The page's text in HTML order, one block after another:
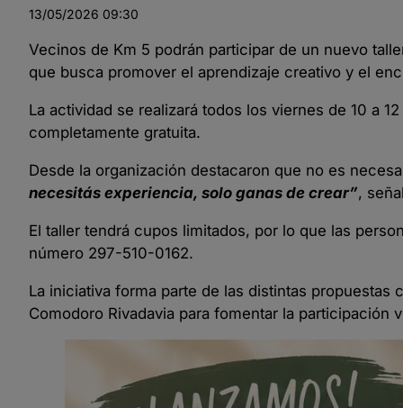
13/05/2026 09:30
Vecinos de Km 5 podrán participar de un nuevo
que busca promover el aprendizaje creativo y el
La actividad se realizará todos los viernes de 10 a
completamente gratuita.
Desde la organización destacaron que no es
necesitás experiencia, solo ganas de crear”,
El taller tendrá cupos limitados, por lo que las
número 297-510-0162.
La iniciativa forma parte de las distintas
Comodoro Rivadavia para fomentar la